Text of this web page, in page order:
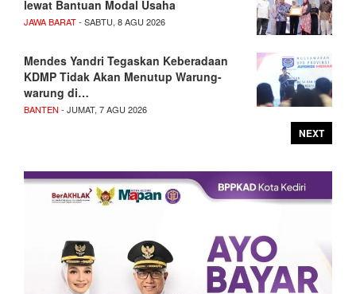
lewat Bantuan Modal Usaha
JAWA BARAT- SABTU, 8 AGU 2026
Mendes Yandri Tegaskan Keberadaan
KDMP Tidak Akan Menutup Warung-
warung di…
BANTEN - JUMAT, 7 AGU 2026
NEXT